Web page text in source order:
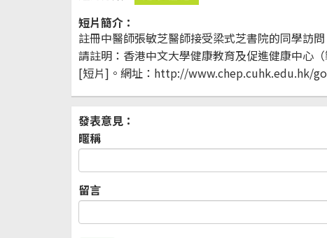
短片簡介：
註冊中醫師張敏芝醫師接受梁式芝書院的同學訪
請註明：香港中文大學健康教育及促進健康中心
[短片]。網址：http://www.chep.cuhk.edu.hk/
發表意見：
暱稱
留言